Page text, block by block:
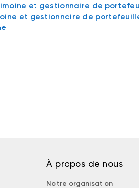
et gestionnaire de
et gestionnaire de
À propos de nous
Notre organisation